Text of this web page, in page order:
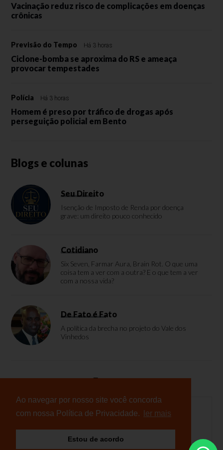
Ao navegar por nosso site você concorda
com nossa Política de Privacidade.
ler mais
Estou de acordo
Vacinação reduz risco de complicações em doenças
crônicas
Previsão do Tempo Há 3 horas
Ciclone-bomba se aproxima do RS e ameaça
provocar tempestades
Polícia Há 3 horas
Homem é preso por tráfico de drogas após
perseguição policial em Bento
Blogs e colunas
Seu Direito
Isenção de Imposto de Renda por doença
grave: um direito pouco conhecido
Cotidiano
Six Seven, Farmar Aura, Brain Rot. O que uma
coisa tem a ver com a outra? E o que tem a ver
com a nossa vida?
De Fato é Fato
A política da brecha no projeto do Vale dos
Vinhedos
Enquete